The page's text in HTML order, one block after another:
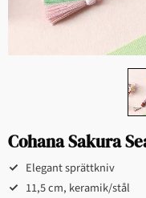
Cohana Sakura
Elegant sprättkniv
11,5 cm, keramik/stål